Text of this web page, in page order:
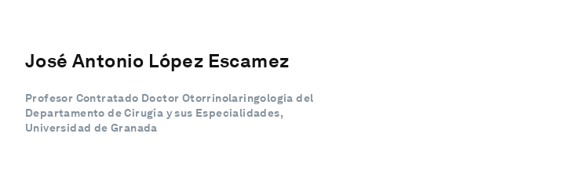
José Antonio López Escamez
Profesor Contratado Doctor Otorrinolaringologia del
Departamento de Cirugía y sus Especialidades,
Universidad de Granada